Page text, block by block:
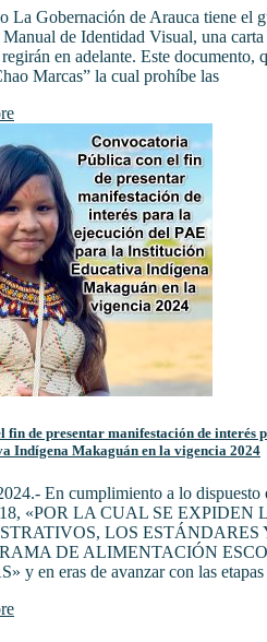
La Gobernación de Arauca tiene el
de Identidad Visual, una
en adelante. Este documento,
Marcas” la cual prohíbe las
de presentar manifestación de interés
Indígena Makaguán en la vigencia 2024
En cumplimiento a lo dispuesto
«POR LA CUAL SE
LOS ESTÁNDARES
DE ALIMENTACIÓN
y en eras de avanzar con las etapas